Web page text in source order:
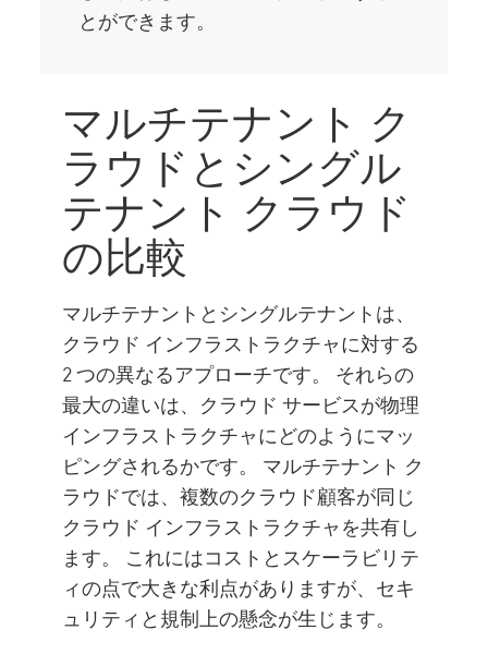
とができます。
マルチテナント ク
ラウドとシングル
テナント クラウド
の比較
マルチテナントとシングルテナントは、
クラウド インフラストラクチャに対する
2 つの異なるアプローチです。 それらの
最大の違いは、クラウド サービスが物理
インフラストラクチャにどのようにマッ
ピングされるかです。 マルチテナント ク
ラウドでは、複数のクラウド顧客が同じ
クラウド インフラストラクチャを共有し
ます。 これにはコストとスケーラビリテ
ィの点で大きな利点がありますが、セキ
ュリティと規制上の懸念が生じます。